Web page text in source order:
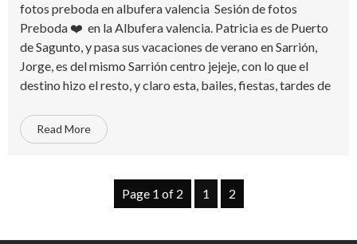
fotos preboda en albufera valencia Sesión de fotos
Preboda ❤️ en la Albufera valencia. Patricia es de Puerto
de Sagunto, y pasa sus vacaciones de verano en Sarrión,
Jorge, es del mismo Sarrión centro jejeje, con lo que el
destino hizo el resto, y claro esta, bailes, fiestas, tardes de
Read More
Page 1 of 2 1 2